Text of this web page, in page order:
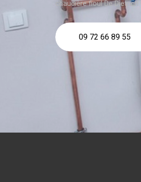
chaudière fioul De
09 72 66 89 55